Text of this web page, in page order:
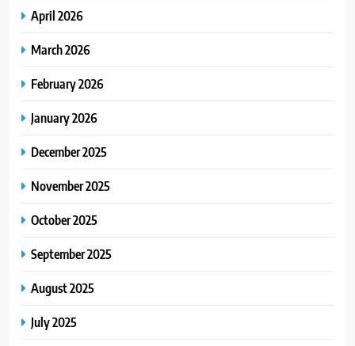
April 2026
March 2026
February 2026
January 2026
December 2025
November 2025
October 2025
September 2025
August 2025
July 2025